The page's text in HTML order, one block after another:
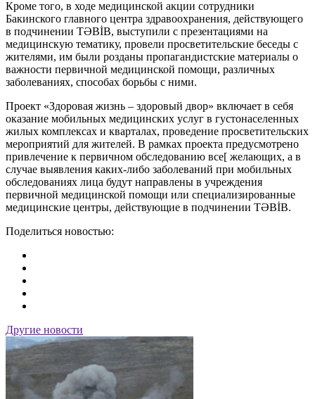
Кроме того, в ходе медицинской акции сотрудники
Бакинского главного центра здравоохранения, действующего
в подчинении TƏBİB, выступили с презентациями на
медицинскую тематику, провели просветительские беседы с
жителями, им были розданы пропагандистские материалы о
важности первичной медицинской помощи, различных
заболеваниях, способах борьбы с ними.
Проект «Здоровая жизнь – здоровый двор» включает в себя
оказание мобильных медицинских услуг в густонаселенных
жилых комплексах и кварталах, проведение просветительских
мероприятий для жителей. В рамках проекта предусмотрено
привлечение к первичном обследованию все[ желающих, а в
случае выявления каких-либо заболеваний при мобильных
обследованиях лица будут направлены в учреждения
первичной медицинской помощи или специализированные
медицинские центры, действующие в подчинении TƏBİB.
Поделиться новостью:
Другие новости